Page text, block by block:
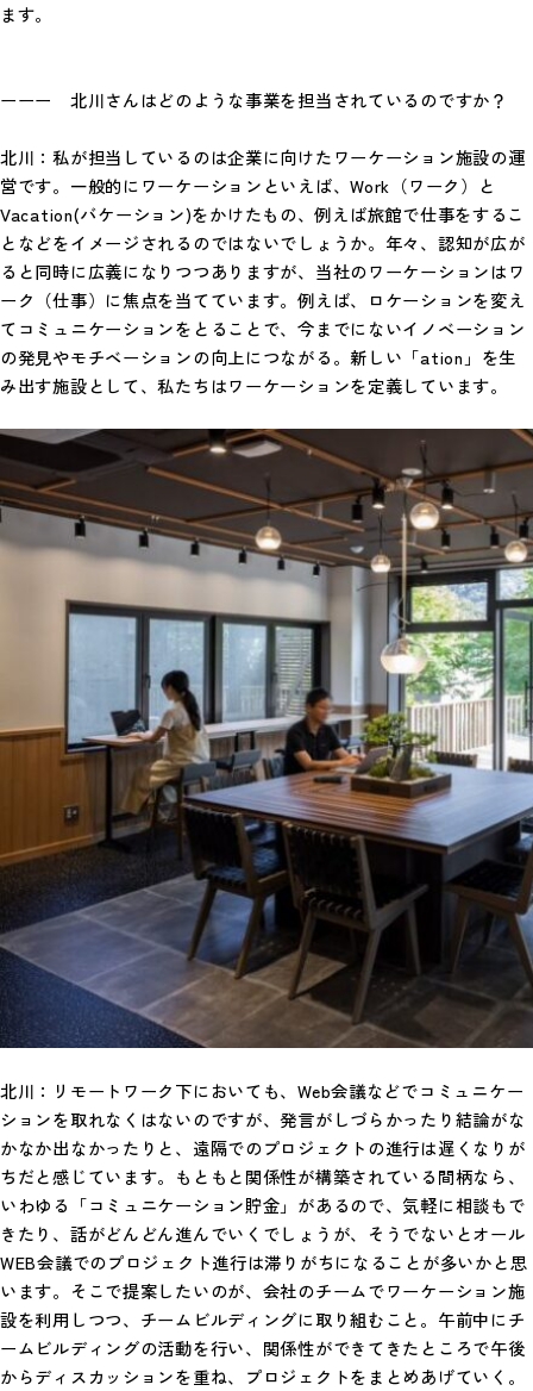
ます。
ーーー 北川さんはどのような事業を担当されているのですか？
北川：私が担当しているのは企業に向けたワーケーション施設の運
営です。一般的にワーケーションといえば、Work（ワーク）と
Vacation(バケーション)をかけたもの、例えば旅館で仕事をするこ
となどをイメージされるのではないでしょうか。年々、認知が広が
ると同時に広義になりつつありますが、当社のワーケーションはワ
ーク（仕事）に焦点を当てています。例えば、ロケーションを変え
てコミュニケーションをとることで、今までにないイノベーション
の発見やモチベーションの向上につながる。新しい「ation」を生
み出す施設として、私たちはワーケーションを定義しています。
北川：リモートワーク下においても、Web会議などでコミュニケー
ションを取れなくはないのですが、発言がしづらかったり結論がな
かなか出なかったりと、遠隔でのプロジェクトの進行は遅くなりが
ちだと感じています。もともと関係性が構築されている間柄なら、
いわゆる「コミュニケーション貯金」があるので、気軽に相談もで
きたり、話がどんどん進んでいくでしょうが、そうでないとオール
WEB会議でのプロジェクト進行は滞りがちになることが多いかと思
います。そこで提案したいのが、会社のチームでワーケーション施
設を利用しつつ、チームビルディングに取り組むこと。午前中にチ
ームビルディングの活動を行い、関係性ができてきたところで午後
からディスカッションを重ね、プロジェクトをまとめあげていく。